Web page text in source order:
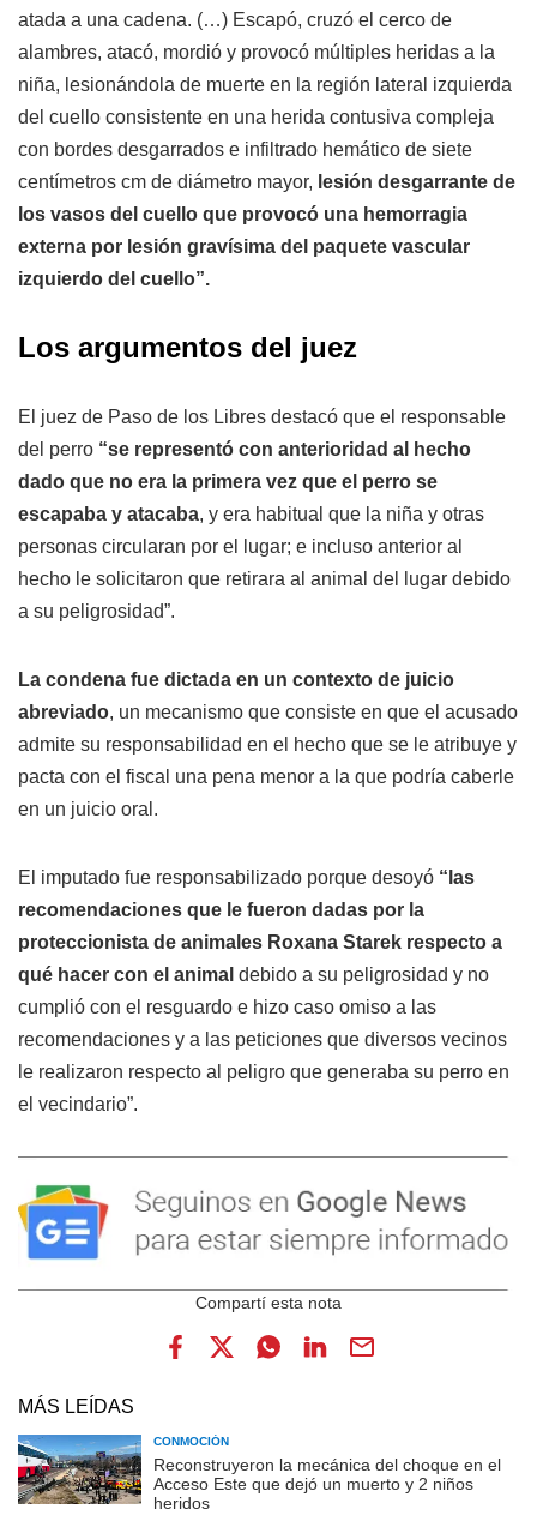
atada a una cadena. (…) Escapó, cruzó el cerco de
alambres, atacó, mordió y provocó múltiples heridas a la
niña, lesionándola de muerte en la región lateral izquierda
del cuello consistente en una herida contusiva compleja
con bordes desgarrados e infiltrado hemático de siete
centímetros cm de diámetro mayor, lesión desgarrante de
los vasos del cuello que provocó una hemorragia
externa por lesión gravísima del paquete vascular
izquierdo del cuello”.
Los argumentos del juez
El juez de Paso de los Libres destacó que el responsable
del perro “se representó con anterioridad al hecho
dado que no era la primera vez que el perro se
escapaba y atacaba, y era habitual que la niña y otras
personas circularan por el lugar; e incluso anterior al
hecho le solicitaron que retirara al animal del lugar debido
a su peligrosidad”.
La condena fue dictada en un contexto de juicio
abreviado, un mecanismo que consiste en que el acusado
admite su responsabilidad en el hecho que se le atribuye y
pacta con el fiscal una pena menor a la que podría caberle
en un juicio oral.
El imputado fue responsabilizado porque desoyó “las
recomendaciones que le fueron dadas por la
proteccionista de animales Roxana Starek respecto a
qué hacer con el animal debido a su peligrosidad y no
cumplió con el resguardo e hizo caso omiso a las
recomendaciones y a las peticiones que diversos vecinos
le realizaron respecto al peligro que generaba su perro en
el vecindario”.
MÁS LEÍDAS
CONMOCIÓN
Reconstruyeron la mecánica del choque en el
Acceso Este que dejó un muerto y 2 niños
heridos